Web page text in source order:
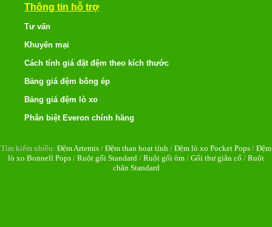
Thông tin hỗ trợ
Tư vấn
Khuyến mại
Cách tính giá đặt đệm theo kích thước
Bảng giá đệm bông ép
Bảng giá đệm lò xo
Phân biệt Everon chính hãng
Tìm kiếm nhiều: Đệm Artemis / Đệm than hoạt tính / Đệm lò xo Pocket Pops / Đệm
lò xo Bonnell Pops / Ruột gối Standard / Ruột gối ôm / Gối thư giãn cổ / Ruột
chăn Standard